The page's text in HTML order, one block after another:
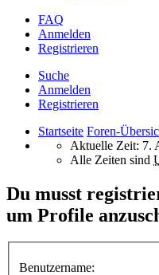
FAQ
Anmelden
Registrieren
Suche
Anmelden
Registrieren
Startseite Foren-
Aktuelle Zeit: 7.
Alle Zeiten sind
Du musst
um Profile
Benutzername: